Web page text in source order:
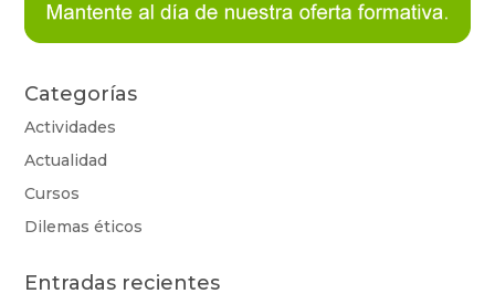
Categorías
Actividades
Actualidad
Cursos
Dilemas éticos
Entradas recientes